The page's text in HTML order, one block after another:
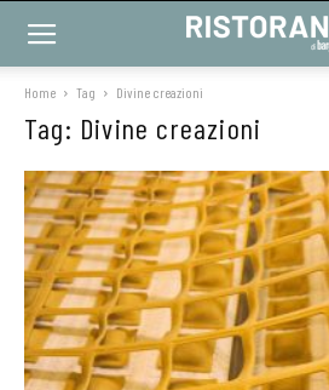
Home Tag Divine creazioni
Tag: Divine creazioni